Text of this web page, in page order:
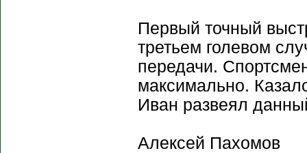
Первый точный
третьем голевом
передачи.
максимально.
Иван развеял
Алексей Пахомов